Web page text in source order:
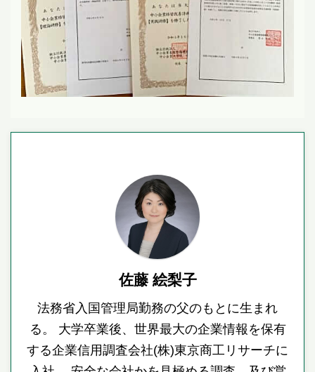
佐藤 絵梨子
法務省入国管理局勤務の父のもとに生まれ
る。 大学卒業後、世界最大の企業情報を保有
する企業信用調査会社(株)東京商工リサーチに